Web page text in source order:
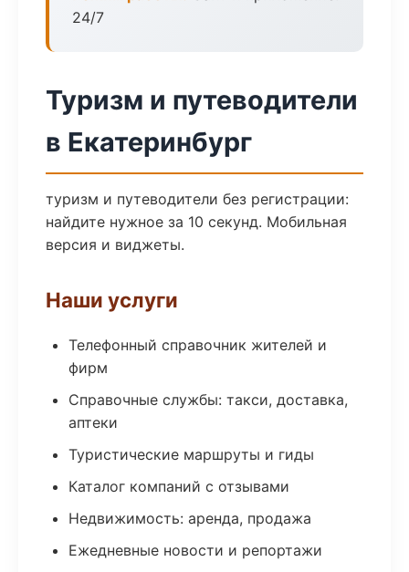
24/7
Туризм и путеводители
в Екатеринбург
туризм и путеводители без регистрации:
найдите нужное за 10 секунд. Мобильная
версия и виджеты.
Наши услуги
Телефонный справочник жителей и
фирм
Справочные службы: такси, доставка,
аптеки
Туристические маршруты и гиды
Каталог компаний с отзывами
Недвижимость: аренда, продажа
Ежедневные новости и репортажи